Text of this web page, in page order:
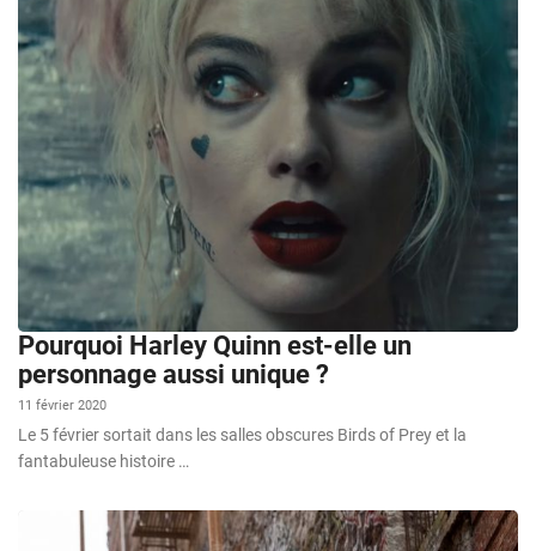
Pourquoi Harley Quinn est-elle un
personnage aussi unique ?
11 février 2020
Le 5 février sortait dans les salles obscures Birds of Prey et la
fantabuleuse histoire …